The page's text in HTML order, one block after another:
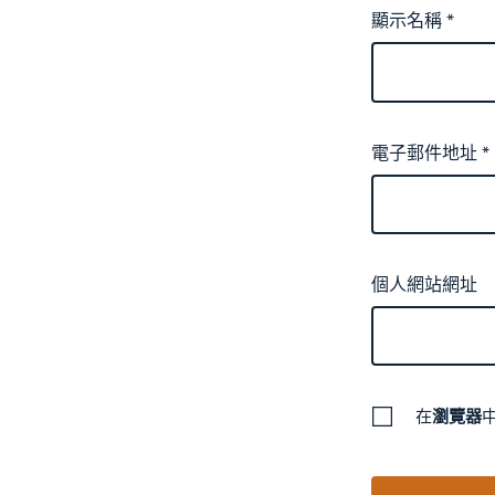
顯示名稱*
電子郵件地址*
個人網站網址
在瀏覽器